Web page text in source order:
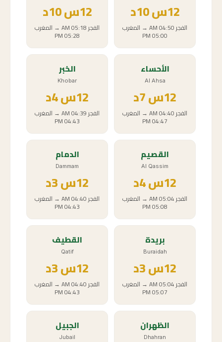
12س10د
الفجر04:50 AM
→ المغرب
05:00 PM
12س10د
الفجر05:18 AM
→ المغرب
05:28 PM
الأحساء
Al Ahsa
12س
الفجر04:40 AM
→ المغرب
04:47 PM
الخبر
Khobar
12س
الفجر04:39 AM
→ المغرب
04:43 PM
القصيم
Al Qassim
12س
الفجر05:04 AM
→ المغرب
05:08 PM
الدمام
Dammam
12س
الفجر04:40 AM
→ المغرب
04:43 PM
بريدة
Buraidah
12س
الفجر05:04 AM
→ المغرب
05:07 PM
القطيف
Qatif
12س
الفجر04:40 AM
→ المغرب
04:43 PM
الظهران
Dhahran
الجبيل
Jubail